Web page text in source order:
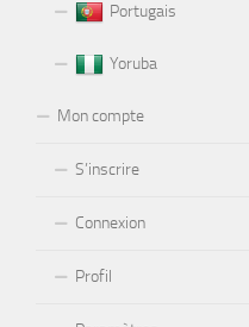
Portugais
Yoruba
Mon compte
S’inscrire
Connexion
Profil